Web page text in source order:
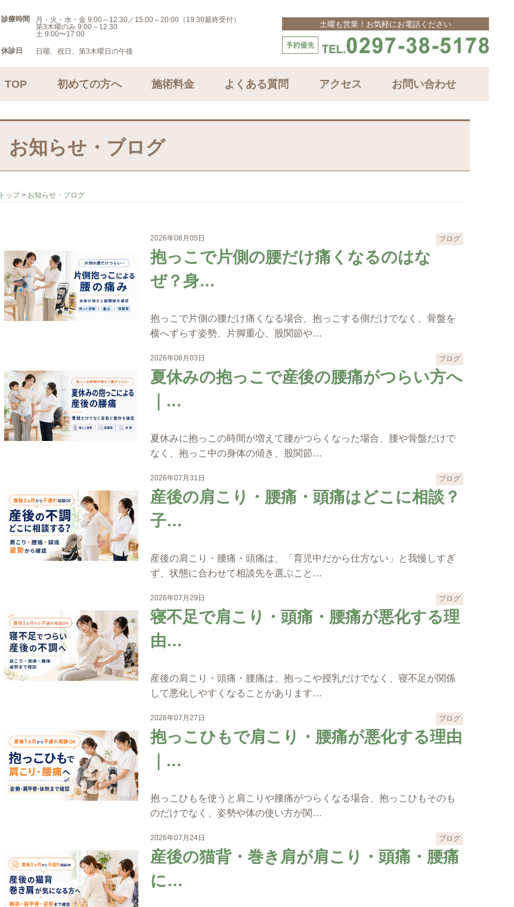
診療時間
月・火・水・金 9:00～12:30／15:00～20:00（19:30最終受付）
第3木曜のみ 9:00～12:30
土 9:00〜17:00
休診日
日曜、祝日、第3木曜日の午後
土曜も営業！お気軽にお電話ください
TOP 初めての方へ 施術料金 よくある質問 アクセス お問い合わせ
お知らせ・ブログ
トップ> お知らせ・ブログ
2026年08月05日 ブログ
抱っこで片側の腰だけ痛くなるのはな
ぜ？身…
抱っこで片側の腰だけ痛くなる場合、抱っこする側だけでなく、骨盤を
横へずらす姿勢、片脚重心、股関節や…
2026年08月03日 ブログ
夏休みの抱っこで産後の腰痛がつらい方へ
｜…
夏休みに抱っこの時間が増えて腰がつらくなった場合、腰や骨盤だけで
なく、抱っこ中の身体の傾き、股関節…
2026年07月31日 ブログ
産後の肩こり・腰痛・頭痛はどこに相談？
子…
産後の肩こり・腰痛・頭痛は、「育児中だから仕方ない」と我慢しすぎ
ず、状態に合わせて相談先を選ぶこと…
2026年07月29日 ブログ
寝不足で肩こり・頭痛・腰痛が悪化する理
由…
産後の肩こり・頭痛・腰痛は、抱っこや授乳だけでなく、寝不足が関係
して悪化しやすくなることがあります…
2026年07月27日 ブログ
抱っこひもで肩こり・腰痛が悪化する理由
｜…
抱っこひもを使うと肩こりや腰痛がつらくなる場合、抱っこひもそのも
のだけでなく、姿勢や体の使い方が関…
2026年07月24日 ブログ
産後の猫背・巻き肩が肩こり・頭痛・腰痛
に…